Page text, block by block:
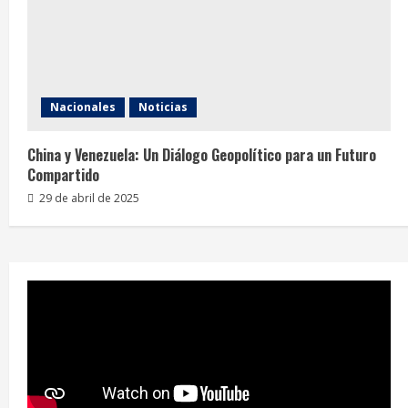
Nacionales Noticias
China y Venezuela: Un Diálogo Geopolítico para un Futuro
Compartido
29 de abril de 2025